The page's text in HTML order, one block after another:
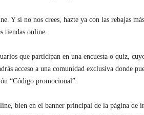
Y si no nos crees, hazte ya con las rebajas
tiendas online.
que participan en una encuesta o quiz,
acceso a una comunidad exclusiva donde
“Código promocional”.
bien en el banner principal de la página